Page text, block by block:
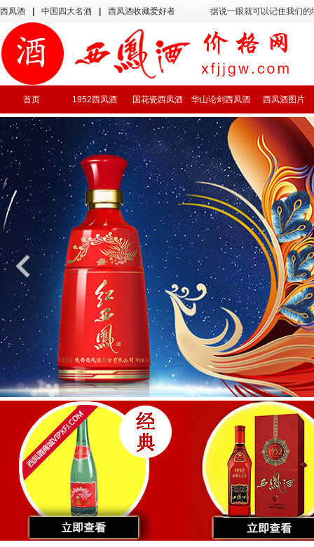
西凤酒 中国四大名酒 西凤酒收藏爱好者 据说一眼就可以记住我们
首页 1952西凤酒 国花瓷西凤酒 华山论剑西凤酒 西凤酒图片